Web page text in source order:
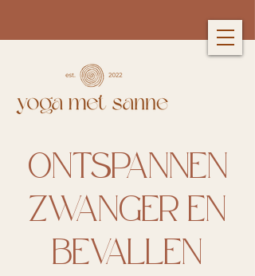
ONTSPANNEN
ZWANGER EN
BEVALLEN